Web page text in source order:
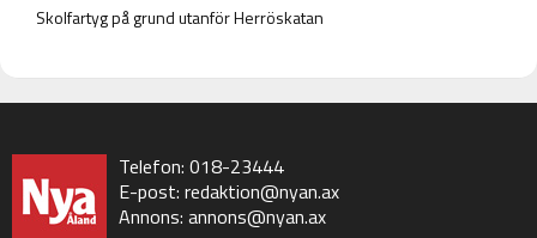
Skolfartyg på grund utanför Herröskatan
Telefon: 018-23444
E-post: redaktion@nyan.ax
Annons: annons@nyan.ax